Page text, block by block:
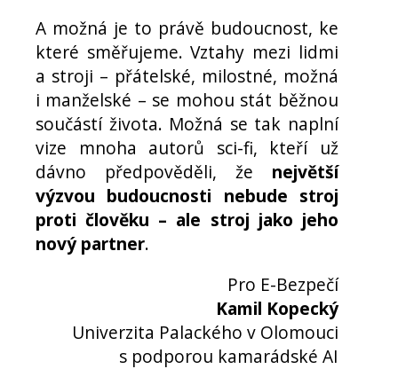
A možná je to právě budoucnost, ke
které směřujeme. Vztahy mezi lidmi
a stroji – přátelské, milostné, možná
i manželské – se mohou stát běžnou
součástí života. Možná se tak naplní
vize mnoha autorů sci-fi, kteří už
dávno předpověděli, že největší
výzvou budoucnosti nebude stroj
proti člověku – ale stroj jako jeho
nový partner.
Pro E-Bezpečí
Kamil Kopecký
Univerzita Palackého v Olomouci
s podporou kamarádské AI